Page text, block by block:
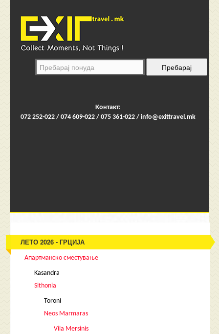
Контакт:
072 252-022 / 074 609-022 / 075 361-022 / info@exittravel.mk
ЛЕТО 2026 - ГРЦИЈА
Апартманско сместување
Kasandra
Sithonia
Toroni
Neos Marmaras
Vila Mersinis